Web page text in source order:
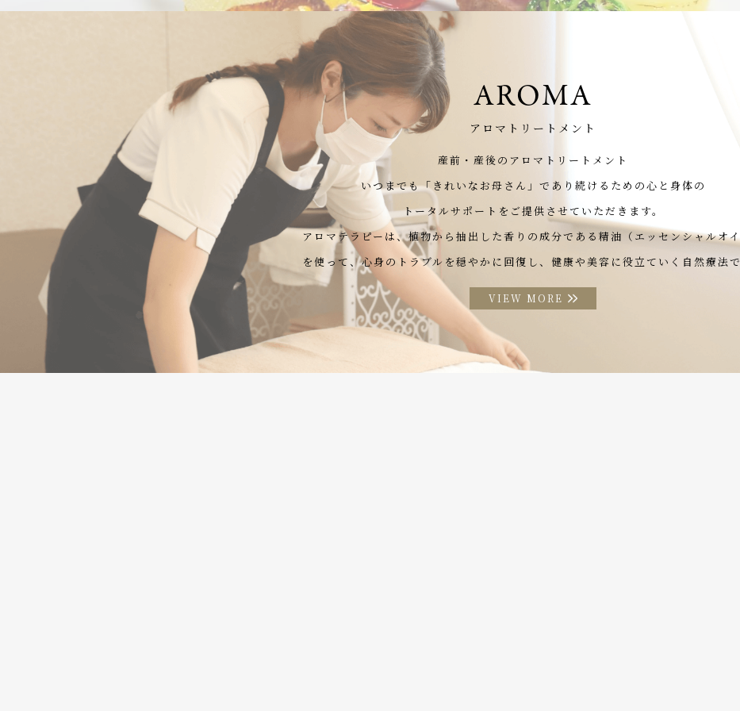
AROMA
アロマトリートメント
産前・産後のアロマトリートメント
いつまでも「きれいなお母さん」 であり続けるための心と身体の
トータルサポートをご提供させていただきます。
アロマテラピーは、植物から抽出した香りの成分である精油（エッセンシャルオイ
を使って、心身のトラブルを穏やかに回復し、 健康や美容に役立ていく自然療法で
VIEW MORE